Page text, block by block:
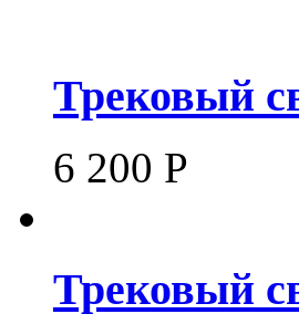
Трековый
6 200 Р
Трековый